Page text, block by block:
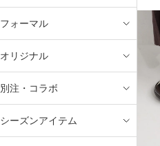
フォーマル
オリジナル
別注・コラボ
シーズンアイテム